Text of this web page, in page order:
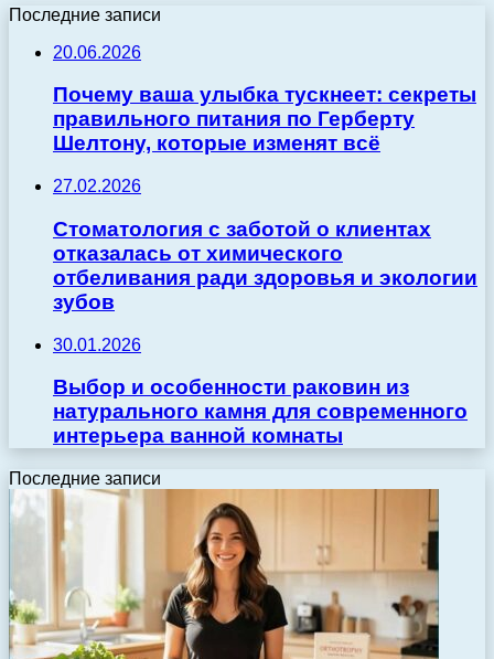
Последние записи
20.06.2026
Почему ваша улыбка тускнеет: секреты
правильного питания по Герберту
Шелтону, которые изменят всё
27.02.2026
Стоматология с заботой о клиентах
отказалась от химического
отбеливания ради здоровья и экологии
зубов
30.01.2026
Выбор и особенности раковин из
натурального камня для современного
интерьера ванной комнаты
Последние записи